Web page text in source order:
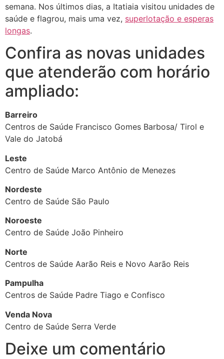
semana. Nos últimos dias, a Itatiaia visitou unidades de
saúde e flagrou, mais uma vez, superlotação e esperas
longas.
Confira as novas unidades
que atenderão com horário
ampliado:
Barreiro
Centros de Saúde Francisco Gomes Barbosa/ Tirol e
Vale do Jatobá
Leste
Centro de Saúde Marco Antônio de Menezes
Nordeste
Centro de Saúde São Paulo
Noroeste
Centro de Saúde João Pinheiro
Norte
Centros de Saúde Aarão Reis e Novo Aarão Reis
Pampulha
Centros de Saúde Padre Tiago e Confisco
Venda Nova
Centro de Saúde Serra Verde
Deixe um comentário